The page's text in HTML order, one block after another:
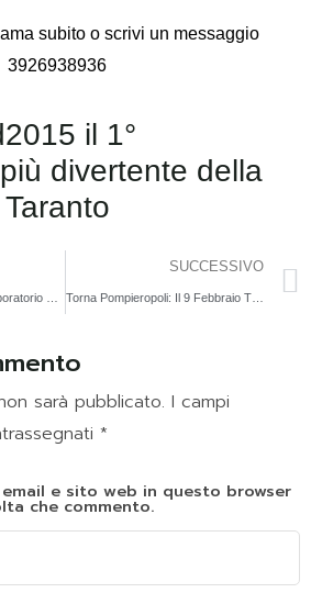
subito o scrivi un messaggio
3926938936
Venerdì a Cena con il Laboratorio di Gioielli di Pasta | 31 Gen
SUCCESSIVO
Torna Pompieropoli: Il 9 Febbraio Tuo Figlio Eroe per 1 Giorno
sarà pubblicato. I campi
*
e sito web in questo browser
che commento.